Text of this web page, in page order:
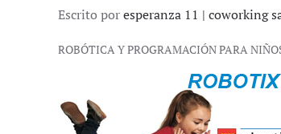
Escrito poresperanza 11 | coworking
ROBÓTICA Y PROGRAMACIÓN PARA